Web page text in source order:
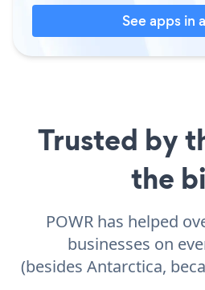
See apps in
Trusted by
the
POWR has helped
businesses on
(besides Antarctica,